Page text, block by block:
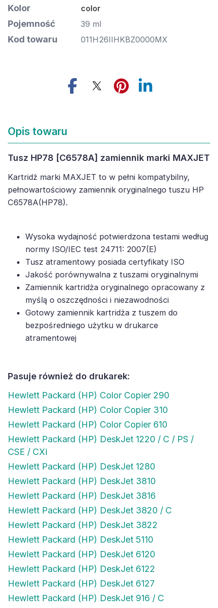
Kolor color
Pojemność 39 ml
Kod towaru 011H26IIHKBZ0000MX
Opis towaru
Tusz HP78 [C6578A] zamiennik marki MAXJET
Kartridż marki MAXJET to w pełni kompatybilny,
pełnowartościowy zamiennik oryginalnego tuszu HP
C6578A(HP78).
Wysoka wydajność potwierdzona testami według
normy ISO/IEC test 24711: 2007(E)
Tusz atramentowy posiada certyfikaty ISO
Jakość porównywalna z tuszami oryginalnymi
Zamiennik kartridża oryginalnego opracowany z
myślą o oszczędności i niezawodności
Gotowy zamiennik kartridża z tuszem do
bezpośredniego użytku w drukarce
atramentowej
Pasuje również do drukarek:
Hewlett Packard (HP) Color Copier 290
Hewlett Packard (HP) Color Copier 310
Hewlett Packard (HP) Color Copier 610
Hewlett Packard (HP) DeskJet 1220 / C / PS /
CSE / CXi
Hewlett Packard (HP) DeskJet 1280
Hewlett Packard (HP) DeskJet 3810
Hewlett Packard (HP) DeskJet 3816
Hewlett Packard (HP) DeskJet 3820 / C
Hewlett Packard (HP) DeskJet 3822
Hewlett Packard (HP) DeskJet 5110
Hewlett Packard (HP) DeskJet 6120
Hewlett Packard (HP) DeskJet 6122
Hewlett Packard (HP) DeskJet 6127
Hewlett Packard (HP) DeskJet 916 / C